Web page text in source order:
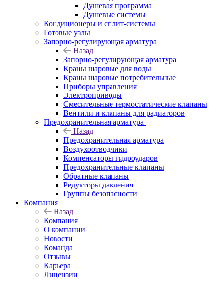
Душевая программа
Душевые системы
Кондиционеры и сплит-системы
Готовые узлы
Запорно-регулирующая арматура
Назад
Запорно-регулирующая арматура
Краны шаровые для воды
Краны шаровые потребительные
Приборы управления
Электроприводы
Смесительные термостатические клапаны
Вентили и клапаны для радиаторов
Предохранительная арматура
Назад
Предохранительная арматура
Воздухоотводчики
Компенсаторы гидроударов
Предохранительные клапаны
Обратные клапаны
Редукторы давления
Группы безопасности
Компания
Назад
Компания
О компании
Новости
Команда
Отзывы
Карьера
Лицензии